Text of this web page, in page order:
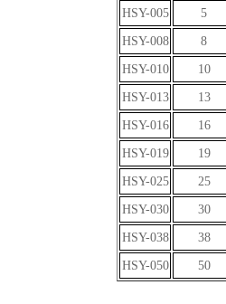
HSY-005 5
HSY-008 8
HSY-010 10
HSY-013 13
HSY-016 16
HSY-019 19
HSY-025 25
HSY-030 30
HSY-038 38
HSY-050 50